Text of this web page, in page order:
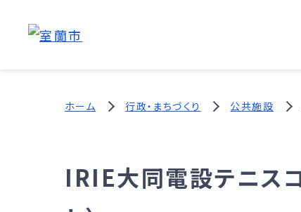
ホーム 行政・まちづくり 公共施設
IRIE大同電設テニス